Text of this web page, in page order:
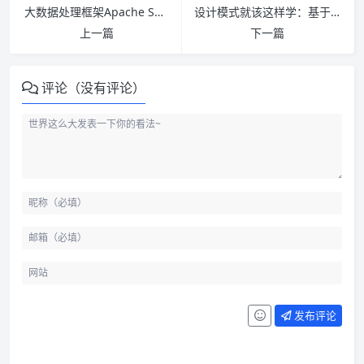
大数据处理框架Apache Spark设计与实现 PDF下载
上一篇
设计模式就该这样学：基于经典框架源码和真实业务场景 PDF下载
下一篇
评论（没有评论）
发布评论